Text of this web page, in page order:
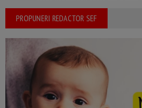
PROPUNERI REDACTOR SEF